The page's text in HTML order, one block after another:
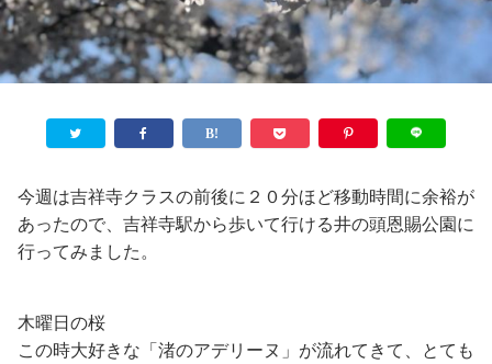
今週は吉祥寺クラスの前後に２０分ほど移動時間に余裕が
あったので、吉祥寺駅から歩いて行ける井の頭恩賜公園に
行ってみました。
木曜日の桜
この時大好きな「渚のアデリーヌ」が流れてきて、とても